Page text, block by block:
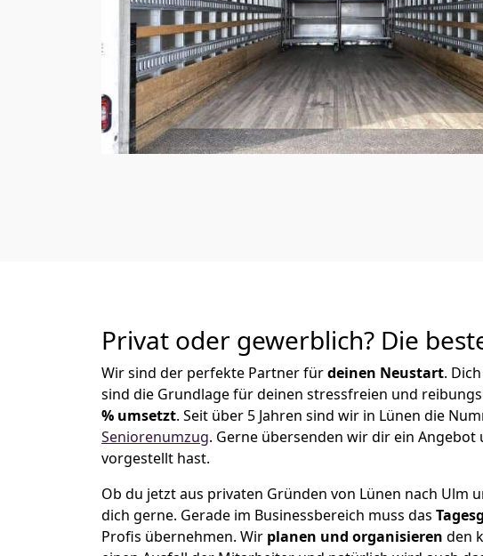
Privat oder gewerblich? Die
Wir sind der perfekte Partner fürdeinen Neustart.
sind die Grundlage für deinen stressfreien und
% umsetzt. Seit über 5 Jahren sind wir in Lünen die
Seniorenumzug. Gerne übersenden wir dir ein
vorgestellt hast.
Ob du jetzt aus privaten Gründen von Lünen nach Ulm
dich gerne. Gerade im Businessbereich muss das
Profis übernehmen. Wir planen und organisieren den